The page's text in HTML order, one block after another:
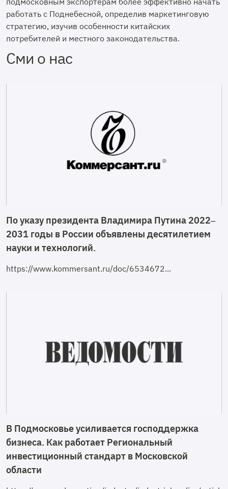
работать с Поднебесной, определив маркетинговую
стратегию, изучив особенности китайских
потребителей и местного законодательства.
Сми о нас
По указу президента Владимира Путина 2022–
2031 годы в России объявлены десятилетием
науки и технологий.
https://www.kommersant.ru/doc/6534672...
В Подмосковье усиливается господдержка
бизнеса. Как работает Региональный
инвестиционный стандарт в Московской
области